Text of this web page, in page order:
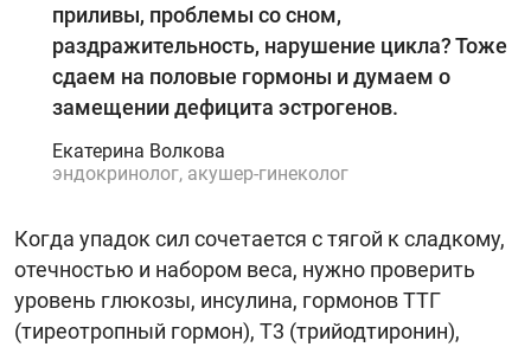
приливы, проблемы со сном,
раздражительность, нарушение цикла? Тоже
сдаем на половые гормоны и думаем о
замещении дефицита эстрогенов.
Екатерина Волкова
эндокринолог, акушер-гинеколог
Когда упадок сил сочетается с тягой к сладкому,
отечностью и набором веса, нужно проверить
уровень глюкозы, инсулина, гормонов ТТГ
(тиреотропный гормон), Т3 (трийодтиронин),